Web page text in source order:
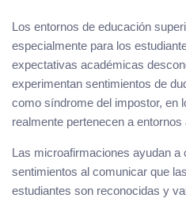
Los entornos de educación
especialmente para los
expectativas académicas
experimentan sentimientos de
como síndrome del impostor, en
realmente pertenecen a
Las microafirmaciones ayudan a
sentimientos al comunicar que
estudiantes son reconocidas y